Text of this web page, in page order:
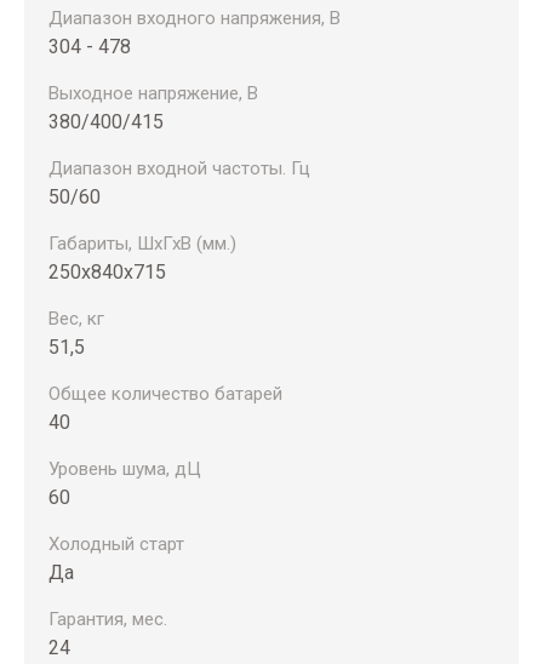
Диапазон входного напряжения, В
304 - 478
Выходное напряжение, В
380/400/415
Диапазон входной частоты. Гц
50/60
Габариты, ШхГхВ (мм.)
250х840х715
Вес, кг
51,5
Общее количество батарей
40
Уровень шума, дЦ
60
Холодный старт
Да
Гарантия, мес.
24